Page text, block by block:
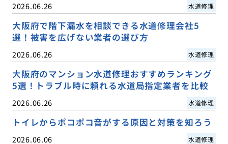
2026.06.26 水道修理
大阪府で階下漏水を相談できる水道修理会社5
選！被害を広げない業者の選び方
2026.06.26 水道修理
大阪府のマンション水道修理おすすめランキング
5選！トラブル時に頼れる水道局指定業者を比較
2026.06.26 水道修理
トイレからポコポコ音がする原因と対策を知ろう
2026.06.06 水道修理